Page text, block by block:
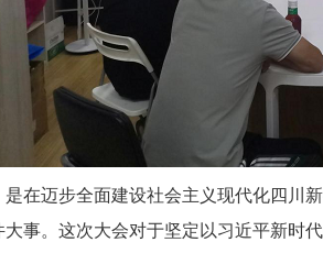
是在迈步全面建设社会主义现代化四川
事。这次大会对于坚定以习近平新时